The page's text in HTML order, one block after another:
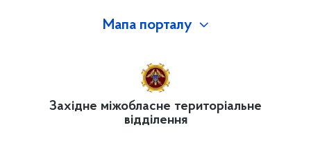
Мапа порталу
Західне міжобласне територіальне
відділення